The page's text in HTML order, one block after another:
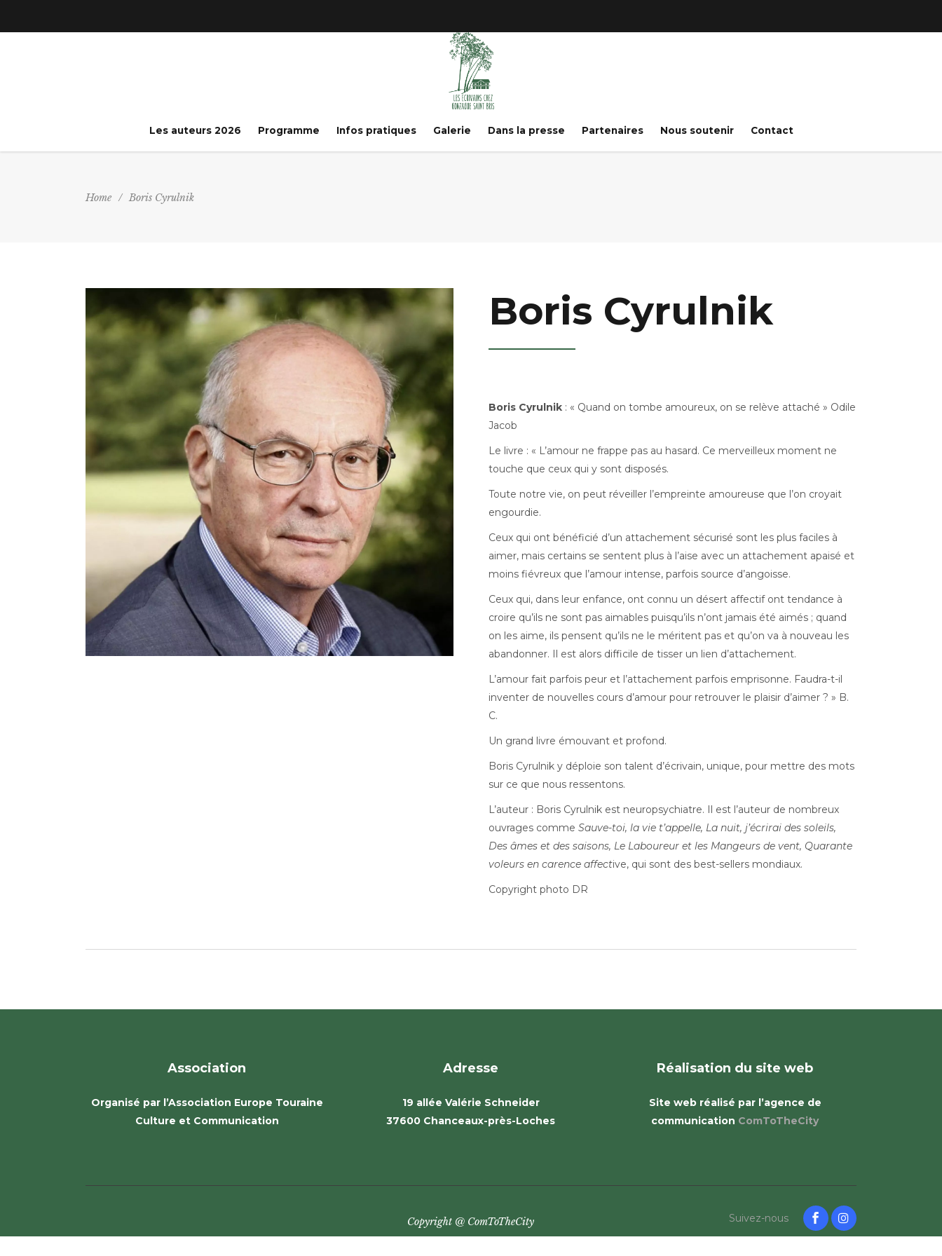
Les auteurs 2026 Programme Infos pratiques Galerie Dans la presse Partenaires Nous soutenir Contact
Home / Boris Cyrulnik
Boris Cyrulnik
Boris Cyrulnik : « Quand on tombe amoureux, on se relève attaché » Odile
Jacob
Le livre : « L’amour ne frappe pas au hasard. Ce merveilleux moment ne
touche que ceux qui y sont disposés.
Toute notre vie, on peut réveiller l’empreinte amoureuse que l’on croyait
engourdie.
Ceux qui ont bénéficié d’un attachement sécurisé sont les plus faciles à
aimer, mais certains se sentent plus à l’aise avec un attachement apaisé et
moins fiévreux que l’amour intense, parfois source d’angoisse.
Ceux qui, dans leur enfance, ont connu un désert affectif ont tendance à
croire qu’ils ne sont pas aimables puisqu’ils n’ont jamais été aimés ; quand
on les aime, ils pensent qu’ils ne le méritent pas et qu’on va à nouveau les
abandonner. Il est alors difficile de tisser un lien d’attachement.
L’amour fait parfois peur et l’attachement parfois emprisonne. Faudra-t-il
inventer de nouvelles cours d’amour pour retrouver le plaisir d’aimer ? » B.
C.
Un grand livre émouvant et profond.
Boris Cyrulnik y déploie son talent d’écrivain, unique, pour mettre des mots
sur ce que nous ressentons.
L’auteur : Boris Cyrulnik est neuropsychiatre. Il est l’auteur de nombreux
ouvrages comme Sauve-toi, la vie t’appelle, La nuit, j’écrirai des soleils,
Des âmes et des saisons, Le Laboureur et les Mangeurs de vent, Quarante
voleurs en carence affective, qui sont des best-sellers mondiaux.
Copyright photo DR
Association
Organisé par l’Association Europe Touraine
Culture et Communication
Adresse
19 allée Valérie Schneider
37600 Chanceaux-près-Loches
Réalisation du site web
Site web réalisé par l’agence de
communication ComToTheCity
Copyright @ ComToTheCity Suivez-nous